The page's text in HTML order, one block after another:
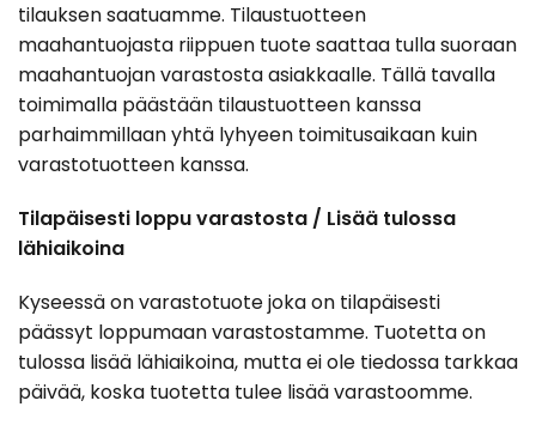
tilauksen saatuamme. Tilaustuotteen
maahantuojasta riippuen tuote saattaa tulla suoraan
maahantuojan varastosta asiakkaalle. Tällä tavalla
toimimalla päästään tilaustuotteen kanssa
parhaimmillaan yhtä lyhyeen toimitusaikaan kuin
varastotuotteen kanssa.
Tilapäisesti loppu varastosta / Lisää tulossa
lähiaikoina
Kyseessä on varastotuote joka on tilapäisesti
päässyt loppumaan varastostamme. Tuotetta on
tulossa lisää lähiaikoina, mutta ei ole tiedossa tarkkaa
päivää, koska tuotetta tulee lisää varastoomme.